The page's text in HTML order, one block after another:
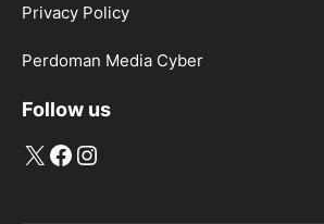
Privacy Policy
Perdoman Media Cyber
Follow us
X Facebook
Instagram